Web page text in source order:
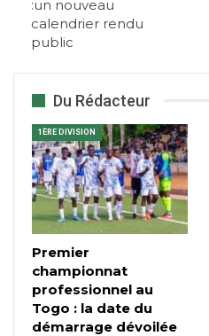
:un nouveau
calendrier rendu
public
Du Rédacteur
1ÈRE DIVISION
Premier
championnat
professionnel au
Togo : la date du
démarrage dévoilée